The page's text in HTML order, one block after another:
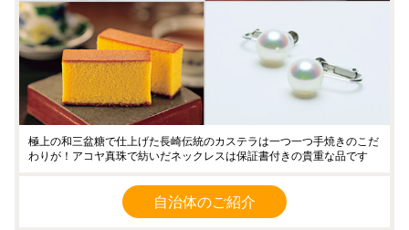
極上の和三盆糖で仕上げた長崎伝統のカステラは一つ一つ手焼きのこだ
わりが！アコヤ真珠で紡いだネックレスは保証書付きの貴重な品です
自治体のご紹介